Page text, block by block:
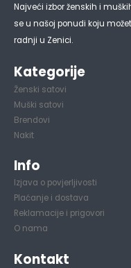
Najveći izbor ženskih i
se u našoj ponudi koju
radnji u Zenici.
Kategorije
Ženski satovi
Muški satovi
Brendovi
Nakit
Info
Izjava o povjerljivosti
Plaćanje i dostava
Reklamacije i prigovori
O nama
Kontakt